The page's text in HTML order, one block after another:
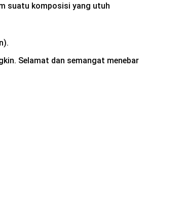
suatu komposisi yang utuh
Selamat dan semangat menebar